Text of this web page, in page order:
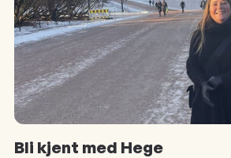
Bli kjent med Hege